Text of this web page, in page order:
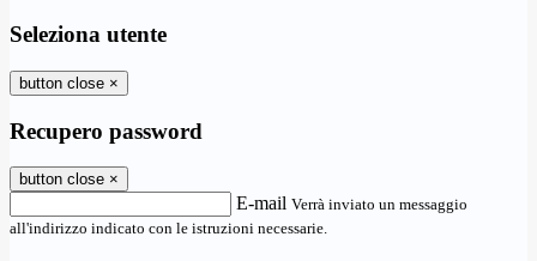
Seleziona utente
button close ×
Recupero password
button close ×
E-mail Verrà inviato un messaggio
all'indirizzo indicato con le istruzioni necessarie.